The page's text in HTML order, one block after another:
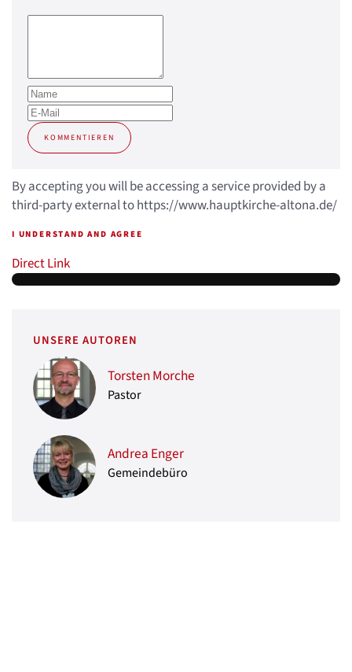
KOMMENTIEREN
By accepting you will be accessing a service provided by a
third-party external to https://www.hauptkirche-altona.de/
I UNDERSTAND AND AGREE
Direct Link
UNSERE AUTOREN
Torsten Morche
Pastor
Andrea Enger
Gemeindebüro